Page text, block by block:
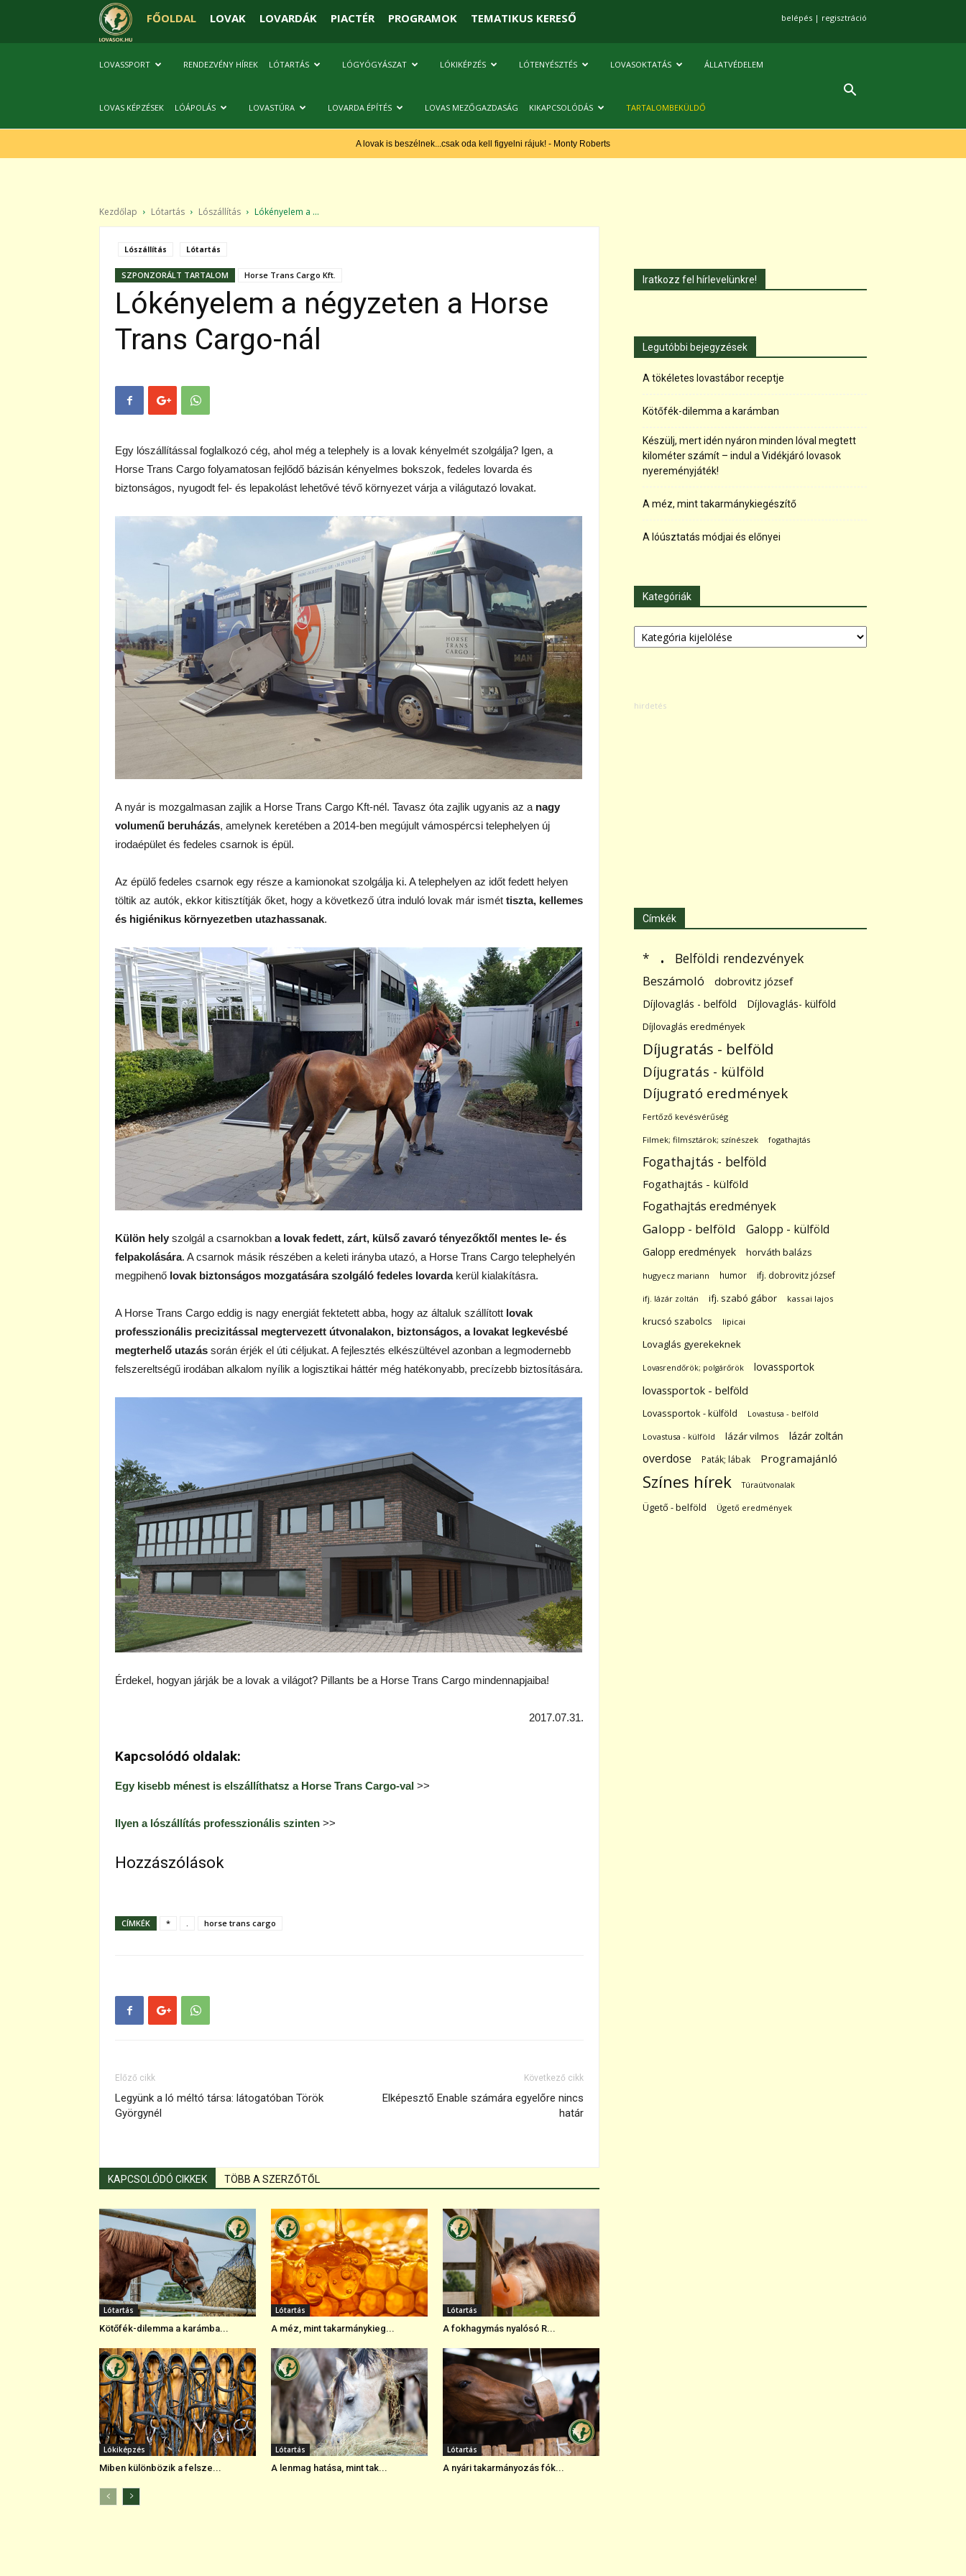
FŐOLDAL LOVAK LOVARDÁK PIACTÉR PROGRAMOK TEMATIKUS KERESŐ belépés | regisztráció
LOVASSPORT RENDEZVÉNY HÍREK LÓTARTÁS LÓGYÓGYÁSZAT LÓKIKÉPZÉS LÓTENYÉSZTÉS LOVASOKTATÁS ÁLLATVÉDELEM
LOVAS KÉPZÉSEK LÓÁPOLÁS LOVASTÚRA LOVARDA ÉPÍTÉS LOVAS MEZŐGAZDASÁG KIKAPCSOLÓDÁS TARTALOMBEKÜLDŐ
A lovak is beszélnek...csak oda kell figyelni rájuk! - Monty Roberts
Kezdőlap Lótartás Lószállítás Lókényelem a ...
Lószállítás Lótartás
SZPONZORÁLT TARTALOM Horse Trans Cargo Kft.
Lókényelem a négyzeten a Horse
Trans Cargo-nál
Egy lószállítással foglalkozó cég, ahol még a telephely is a lovak kényelmét szolgálja? Igen, a
Horse Trans Cargo folyamatosan fejlődő bázisán kényelmes bokszok, fedeles lovarda és
biztonságos, nyugodt fel- és lepakolást lehetővé tévő környezet várja a világutazó lovakat.
A nyár is mozgalmasan zajlik a Horse Trans Cargo Kft-nél. Tavasz óta zajlik ugyanis az a nagy
volumenű beruházás, amelynek keretében a 2014-ben megújult vámospércsi telephelyen új
irodaépület és fedeles csarnok is épül.
Az épülő fedeles csarnok egy része a kamionokat szolgálja ki. A telephelyen az időt fedett helyen
töltik az autók, ekkor kitisztítják őket, hogy a következő útra induló lovak már ismét tiszta, kellemes
és higiénikus környezetben utazhassanak.
Külön hely szolgál a csarnokban a lovak fedett, zárt, külső zavaró tényezőktől mentes le- és
felpakolására. A csarnok másik részében a keleti irányba utazó, a Horse Trans Cargo telephelyén
megpihenő lovak biztonságos mozgatására szolgáló fedeles lovardakerül kialakításra.
A Horse Trans Cargo eddig is nagy energiát fektetett abba, hogy az általuk szállított lovak
professzionális precizitással megtervezett útvonalakon, biztonságos, a lovakat legkevésbé
megterhelő utazás során érjék el úti céljukat. A fejlesztés elkészültével azonban a legmodernebb
felszereltségű irodában alkalom nyílik a logisztikai háttér még hatékonyabb, precízebb biztosítására.
Érdekel, hogyan járják be a lovak a világot? Pillants be a Horse Trans Cargo mindennapjaiba!
2017.07.31.
Kapcsolódó oldalak:
Egy kisebb ménest is elszállíthatsz a Horse Trans Cargo-val >>
Ilyen a lószállítás professzionális szinten >>
Hozzászólások
CÍMKÉK * . horse trans cargo
Előző cikk
Legyünk a ló méltó társa: látogatóban Török
Györgynél
Következő cikk
Elképesztő Enable számára egyelőre nincs
határ
KAPCSOLÓDÓ CIKKEK TÖBB A SZERZŐTŐL
Lótartás
Kötőfék-dilemma a karámba...
Lótartás
A méz, mint takarmánykieg...
Lótartás
A fokhagymás nyalósó R...
Lókiképzés
Miben különbözik a felsze...
Lótartás
A lenmag hatása, mint tak...
Lótartás
A nyári takarmányozás fók...
Iratkozz fel hírlevelünkre!
Legutóbbi bejegyzések
A tökéletes lovastábor receptje
Kötőfék-dilemma a karámban
Készülj, mert idén nyáron minden lóval megtett
kilométer számít – indul a Vidékjáró lovasok
nyereményjáték!
A méz, mint takarmánykiegészítő
A lóúsztatás módjai és előnyei
Kategóriák
Kategóriák
Címkék
* . Belföldi rendezvények
Beszámoló dobrovitz józsef
Díjlovaglás - belföld Díjlovaglás- külföld
Díjlovaglás eredmények
Díjugratás - belföld
Díjugratás - külföld
Díjugrató eredmények
Fertőző kevésvérűség
Filmek; filmsztárok; színészek fogathajtás
Fogathajtás - belföld
Fogathajtás - külföld
Fogathajtás eredmények
Galopp - belföld Galopp - külföld
Galopp eredmények horváth balázs
hugyecz mariann humor ifj. dobrovitz józsef
ifj. lázár zoltán ifj. szabó gábor kassai lajos
krucsó szabolcs lipicai
Lovaglás gyerekeknek
Lovasrendőrök; polgárőrök
lovassportok
lovassportok - belföld
Lovassportok - külföld Lovastusa - belföld
Lovastusa - külföld lázár vilmos lázár zoltán
overdose Paták; lábak Programajánló
Színes hírek Túraútvonalak
Ügető - belföld Ügető eredmények